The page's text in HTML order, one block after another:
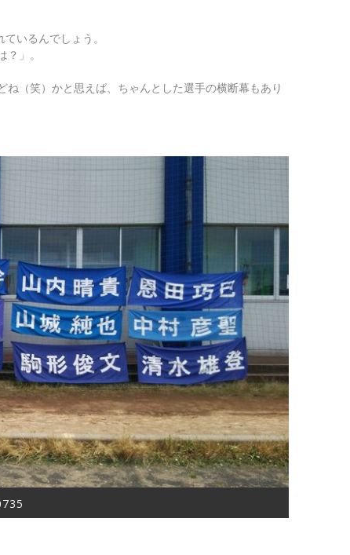
いるんでしょう。
」。
（笑）かと思えば、ちゃんとした選手の横断幕もあり